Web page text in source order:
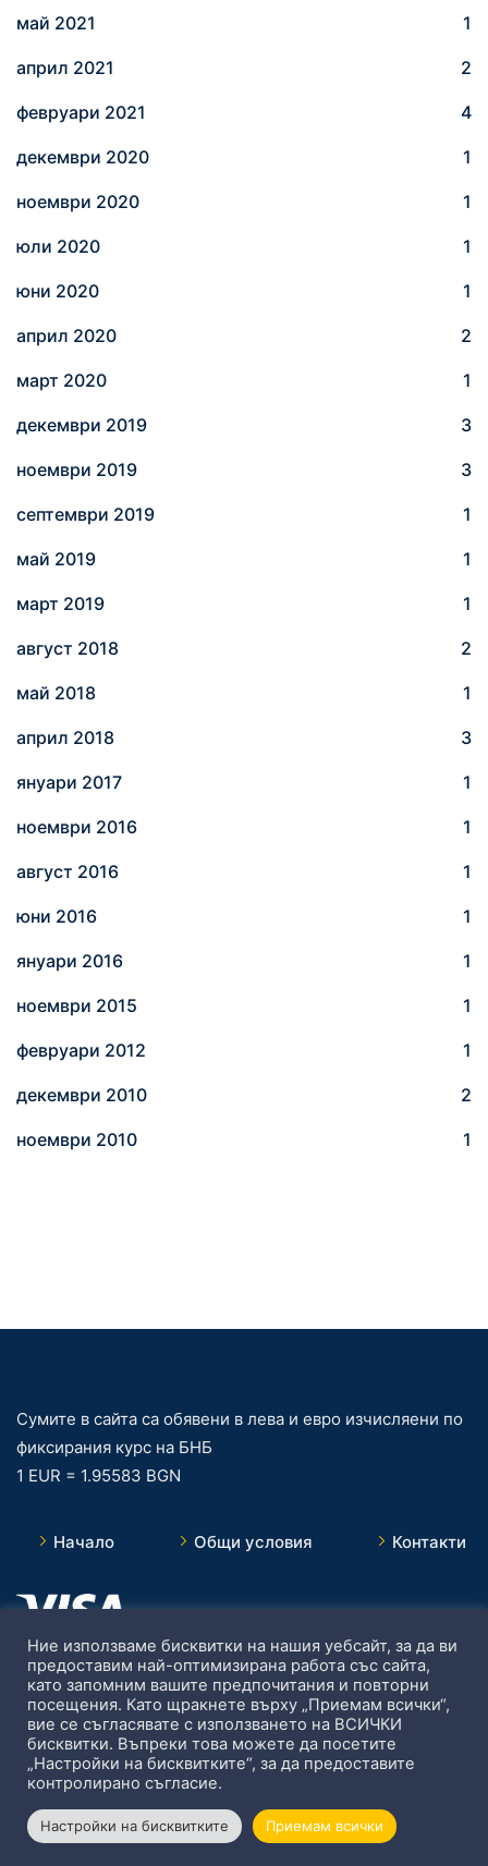
май 2021 1
април 2021 2
февруари 2021 4
декември 2020 1
ноември 2020 1
юли 2020 1
юни 2020 1
април 2020 2
март 2020 1
декември 2019 3
ноември 2019 3
септември 2019 1
май 2019 1
март 2019 1
август 2018 2
май 2018 1
април 2018 3
януари 2017 1
ноември 2016 1
август 2016 1
юни 2016 1
януари 2016 1
ноември 2015 1
февруари 2012 1
декември 2010 2
ноември 2010 1
Сумите в сайта са обявени в лева и евро изчисляени по
фиксирания курс на БНБ
1 EUR = 1.95583 BGN
Начало Общи условия Контакти
© 2017 BIM University. Всички права запазени.
Ние използваме бисквитки на нашия уебсайт, за да ви
предоставим най-оптимизирана работа със сайта,
като запомним вашите предпочитания и повторни
посещения. Като щракнете върху „Приемам всички“,
вие се съгласявате с използването на ВСИЧКИ
бисквитки. Въпреки това можете да посетите
„Настройки на бисквитките“, за да предоставите
контролирано съгласие.
Настройки на бисквитките Приемам всички